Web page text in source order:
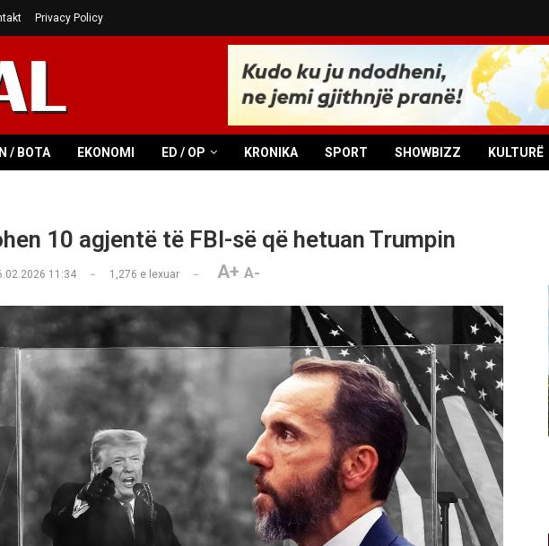
Privacy Policy
/ BOTA EKONOMI ED / OP KRONIKA SPORT SHOWBIZZ KULTURË
10 agjentë të FBI-së që hetuan Trumpin
11:34 1,276 e lexuar A+ A-